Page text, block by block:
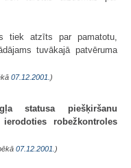
tiek atzīts par pamatotu,
tuvākajā patvēruma
07.12.2001.)
statusa piešķiršanu
robežkontroles
07.12.2001.)